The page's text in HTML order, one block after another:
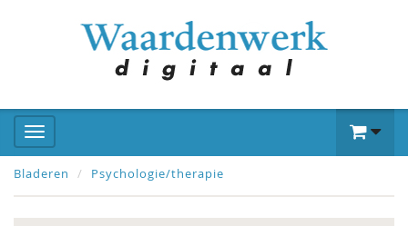
Bladeren Psychologie/therapie